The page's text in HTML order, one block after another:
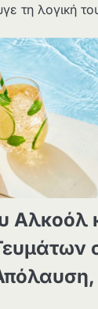
τη λογική
Αλκοόλ